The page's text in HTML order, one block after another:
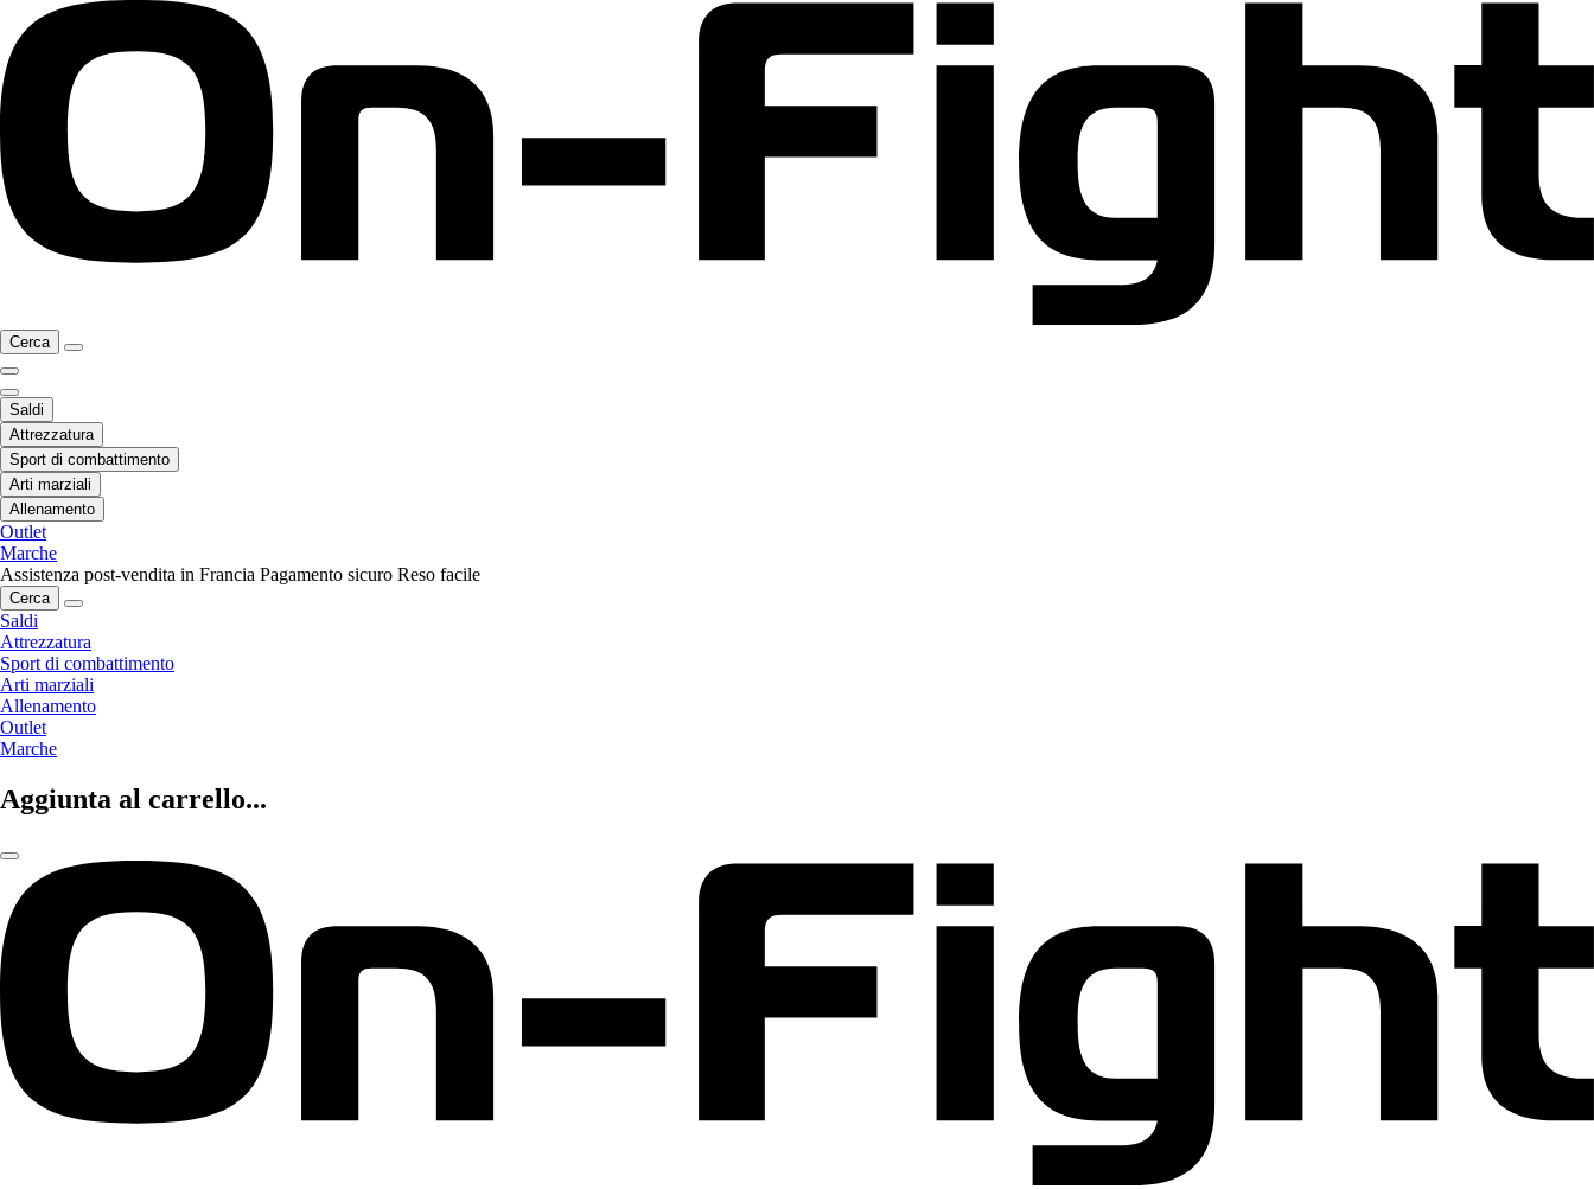
Cerca
Saldi
Attrezzatura
Sport di combattimento
Arti marziali
Allenamento
Outlet
Marche
Assistenza post-vendita in Francia Pagamento sicuro Reso facile
Cerca
Saldi
Attrezzatura
Sport di combattimento
Arti marziali
Allenamento
Outlet
Marche
Aggiunta al carrello...